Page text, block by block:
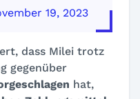
19, 2023
dass Milei trotz
gegenüber
hat,